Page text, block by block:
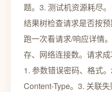
题。3. 测试机资源耗尽
结果树检查请求是否按
跑一次看请求/响应详情
存、网络连接数。请求
1. 参数错误密码、格式
Content-Type。3. 关联